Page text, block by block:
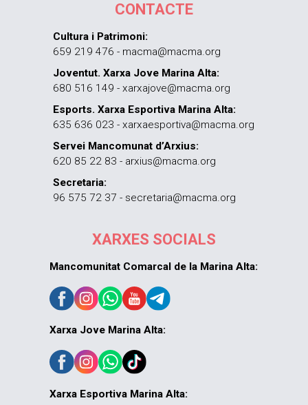
CONTACTE
Cultura i Patrimoni:
659 219 476 - macma@macma.org
Joventut. Xarxa Jove Marina Alta:
680 516 149 - xarxajove@macma.org
Esports. Xarxa Esportiva Marina Alta:
635 636 023 - xarxaesportiva@macma.org
Servei Mancomunat d’Arxius:
620 85 22 83 - arxius@macma.org
Secretaria:
96 575 72 37 - secretaria@macma.org
XARXES SOCIALS
Mancomunitat Comarcal de la Marina Alta:
Xarxa Jove Marina Alta:
Xarxa Esportiva Marina Alta: